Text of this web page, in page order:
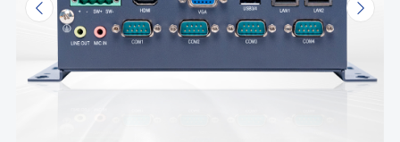

𐃩